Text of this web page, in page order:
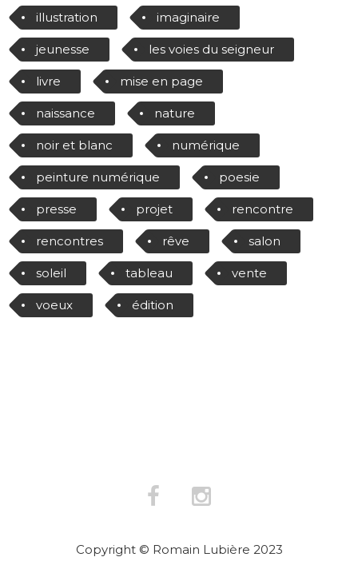
illustration imaginaire
jeunesse les voies du seigneur
livre mise en page
naissance nature
noir et blanc numérique
peinture numérique poesie
presse projet rencontre
rencontres rêve salon
soleil tableau vente
voeux édition
Copyright © Romain Lubière 2023